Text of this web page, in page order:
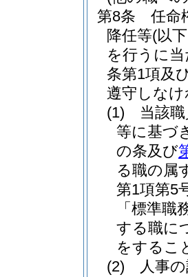
第8条
任命
降任等(以
を行うに
条第1項及
遵守しな
(1)
当該
等に基づ
の条及び
る職の属
第1項第5
「標準職
する職に
をするこ
(2)
人事